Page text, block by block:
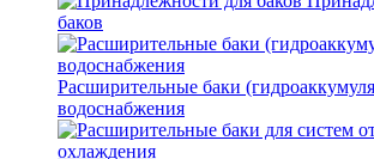
баков
Расширительные баки
водоснабжения